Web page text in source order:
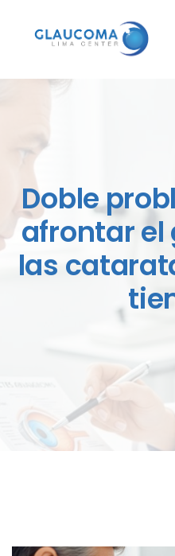
Doble
afrontar
las